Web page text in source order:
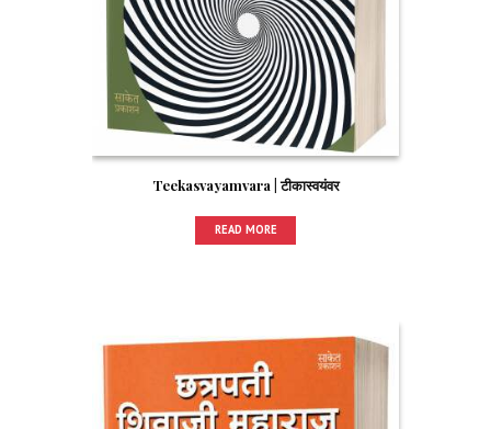
Teekasvayamvara | टीकास्वयंवर
READ MORE